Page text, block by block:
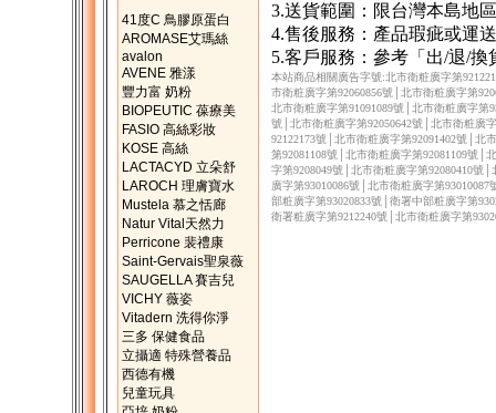
41度C 鳥膠原蛋白
AROMASE艾瑪絲
avalon
AVENE 雅漾
豐力富 奶粉
BIOPEUTIC 葆療美
FASIO 高絲彩妝
KOSE 高絲
LACTACYD 立朵舒
LAROCH 理膚寶水
Mustela 慕之恬廊
Natur Vital天然力
Perricone 裴禮康
Saint-Gervais聖泉薇
SAUGELLA 賽吉兒
VICHY 薇姿
Vitadern 洗得你淨
三多 保健食品
立攝適 特殊營養品
西德有機
兒童玩具
3.送貨範圍：限台灣本島地
4.售後服務：產品瑕疵或運
5.客戶服務：參考「出/退/
本站商品相關廣告字號:北市衛粧廣字第
市衛粧廣字第92060856號│北市衛粧廣字第
北市衛粧廣字第91091089號│北市衛粧廣字第
號│北市衛粧廣字第92050642號│北市衛粧廣
92122173號│北市衛粧廣字第92091402號│北
第92081108號│北市衛粧廣字第92081109號│
字第9208049號│北市衛粧廣字第92080410號
廣字第93010086號│北市衛粧廣字第
部粧廣字第93020833號│衛署中部粧廣字第
衛署粧廣字第9212240號│北市衛粧廣字第